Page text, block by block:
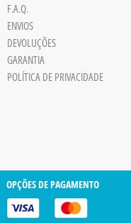
F.A.Q.
ENVIOS
DEVOLUÇÕES
GARANTIA
POLÍTICA DE PRIVACIDADE
OPÇÕES DE PAGAMENTO